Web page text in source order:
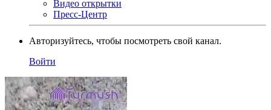
Видео открытки
Пресс-Центр
Авторизуйтесь, чтобы посмотреть свой канал.
Войти